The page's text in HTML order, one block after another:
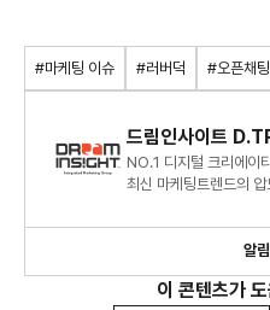
#마케팅 이슈 #러버덕 #오픈채팅
드림인사이트
NO.1 디지털 크리에이
최신 마케팅트렌드의
알
이 콘텐츠가